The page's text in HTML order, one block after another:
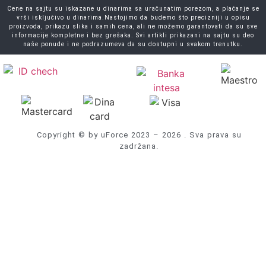
Cene na sajtu su iskazane u dinarima sa uračunatim porezom, a plaćanje se
vrši isključivo u dinarima.Nastojimo da budemo što precizniji u opisu
proizvoda, prikazu slika i samih cena, ali ne možemo garantovati da su sve
informacije kompletne i bez grešaka. Svi artikli prikazani na sajtu su deo
naše ponude i ne podrazumeva da su dostupni u svakom trenutku.
Copyright © by uForce 2023 – 2026 . Sva prava su
zadržana.